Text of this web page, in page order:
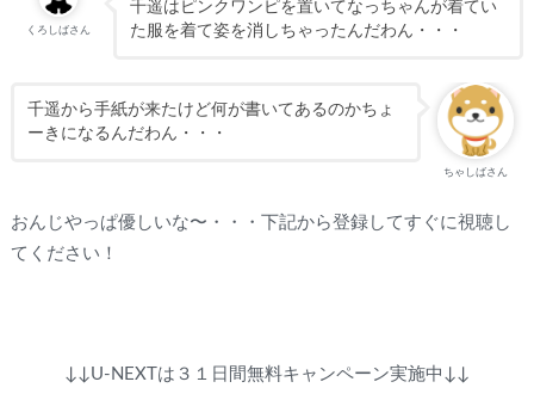
くろしばさん
千遥はピンクワンピを置いてなっちゃんが着てい
た服を着て姿を消しちゃったんだわん・・・
ちゃしばさん
千遥から手紙が来たけど何が書いてあるのかちょ
ーきになるんだわん・・・
おんじやっぱ優しいな〜・・・下記から登録してすぐに視聴し
てください！
↓↓U-NEXTは３１日間無料キャンペーン実施中↓↓